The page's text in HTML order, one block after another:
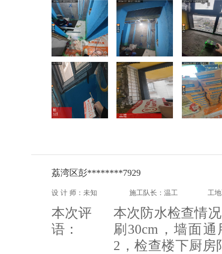
荔湾区彭********7929
设 计 师：未知 施工队长：温工 工
本次评
语：
本次防水检查情
刷30cm，墙面
2，检查楼下厨房